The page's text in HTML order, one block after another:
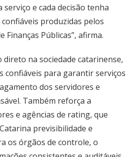
serviço e cada decisão tenha
produzidas pelos
Finanças Públicas”, afirma.
direto na sociedade catarinense,
confiáveis para garantir serviços
dos servidores e
Também reforça a
e agências de rating, que
previsibilidade e
os órgãos de controle, o